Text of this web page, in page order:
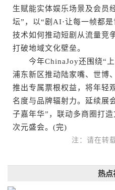
生赋能实体娱乐场景及会员
坛”，以“剧AI·让每一帧都
技术如何推动短剧从流量竞
打破地域文化壁垒。
今年ChinaJoy还围绕“上
浦东新区推动陆家嘴、世博
推出专属票根权益，将年轻
名度与品牌辐射力。延续展
子嘉年华”，联动多商圈打
次元盛会。(完)
注：请在转
热点